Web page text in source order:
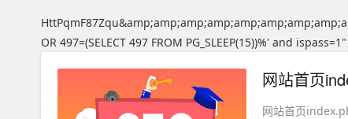
OR 497=(SELECT 497 FROM PG_SLEEP(15))%' and
网站首页